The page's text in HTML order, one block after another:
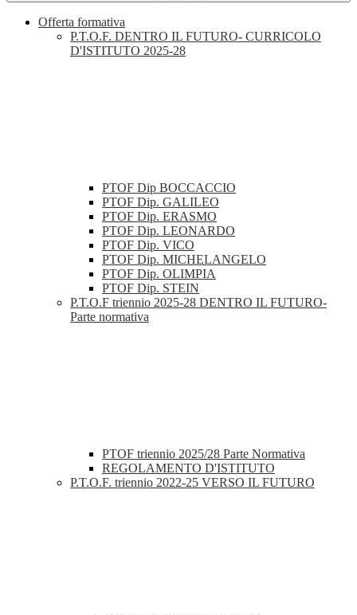
Offerta formativa
P.T.O.F. DENTRO IL FUTURO- CURRICOLO
D'ISTITUTO 2025-28
PTOF Dip BOCCACCIO
PTOF Dip. GALILEO
PTOF Dip. ERASMO
PTOF Dip. LEONARDO
PTOF Dip. VICO
PTOF Dip. MICHELANGELO
PTOF Dip. OLIMPIA
PTOF Dip. STEIN
P.T.O.F triennio 2025-28 DENTRO IL FUTURO-
Parte normativa
PTOF triennio 2025/28 Parte Normativa
REGOLAMENTO D'ISTITUTO
P.T.O.F. triennio 2022-25 VERSO IL FUTURO